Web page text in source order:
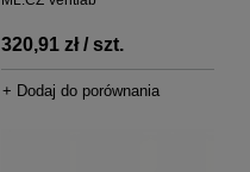
320,91 zł / szt.
+ Dodaj do porównania